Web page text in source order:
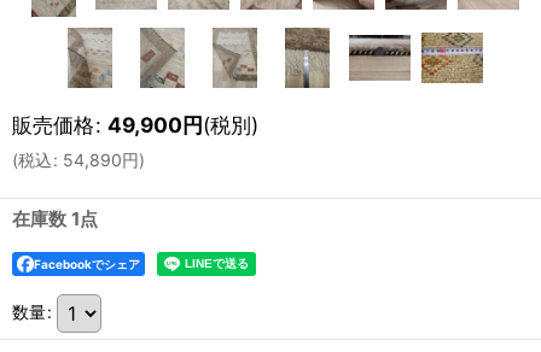
販売価格: 49,900円(税別)
(税込: 54,890円)
在庫数 1点
Facebookでシェア
数量: